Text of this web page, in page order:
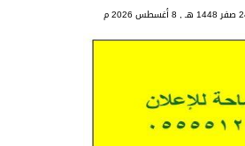
8 أغسطس 2026 م